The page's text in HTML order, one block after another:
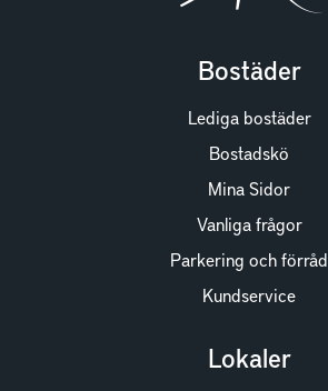
Bostäder
Lediga bostäder
Bostadskö
Mina Sidor
Vanliga frågor
Parkering och förråd
Kundservice
Lokaler